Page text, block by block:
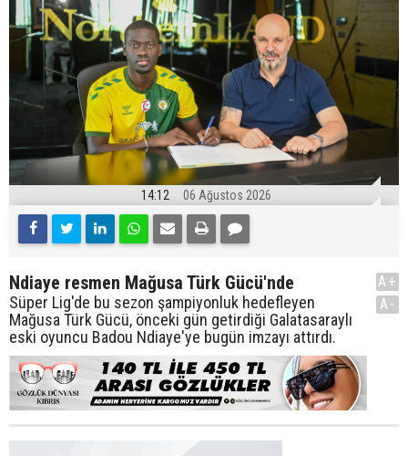
14:12 06 Ağustos 2026
Ndiaye resmen Mağusa Türk Gücü'nde
Süper Lig'de bu sezon şampiyonluk hedefleyen
Mağusa Türk Gücü, önceki gün getirdiği Galatasaraylı
eski oyuncu Badou Ndiaye'ye bugün imzayı attırdı.
A+
A-